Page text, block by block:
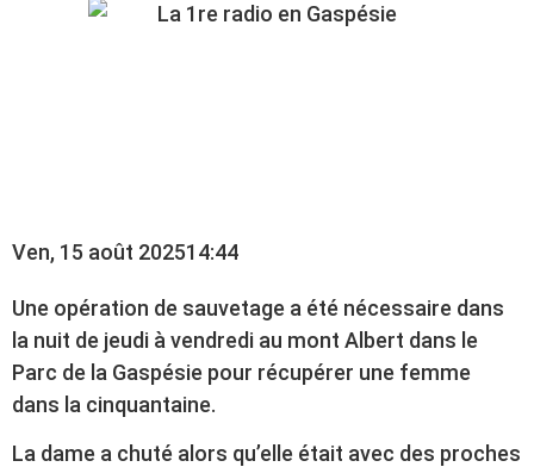
Ven, 15 août 202514:44
Une opération de sauvetage a été nécessaire dans
la nuit de jeudi à vendredi au mont Albert dans le
Parc de la Gaspésie pour récupérer une femme
dans la cinquantaine.
La dame a chuté alors qu’elle était avec des proches